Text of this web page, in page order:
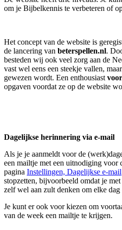
om je Bijbelkennis te verbeteren of
Het concept van de website is
de lancering van beterspellen.nl.
besteden wij ook veel zorg aan de
vast wel eens een steekje vallen,
gewezen wordt. Een enthousiast
opgaven voordat ze op de website
Dagelijkse herinnering via e-mail
Als je je aanmeldt voor de
een mailtje met een uitnodiging voor
pagina Instellingen, Dagelijkse e-mail
stopzetten, bijvoorbeeld omdat je
zelf wel aan zult denken om elke
Je kunt er ook voor kiezen om
van de week een mailtje te krijgen.